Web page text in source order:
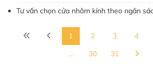
Tư vấn chọn cửa nhôm kính theo ngân
1 2 3 4
...
30 31